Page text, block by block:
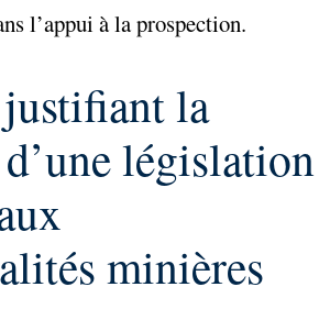
l’appui à la prospection.
la
législation
minières